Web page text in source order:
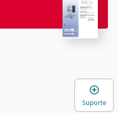
Suporte